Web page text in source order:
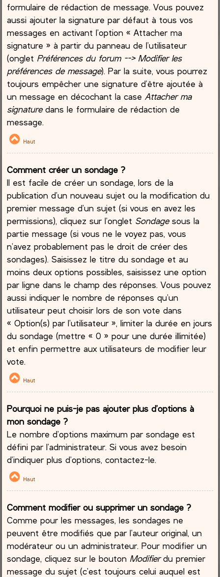
formulaire de rédaction de message. Vous pouvez
aussi ajouter la signature par défaut à tous vos
messages en activant l’option « Attacher ma
signature » à partir du panneau de l’utilisateur
(onglet Préférences du forum --> Modifier les
préférences de message). Par la suite, vous pourrez
toujours empêcher une signature d’être ajoutée à
un message en décochant la caseAttacher ma
signaturedans le formulaire de rédaction de
message.
Haut
Comment créer un sondage ?
Il est facile de créer un sondage, lors de la
publication d’un nouveau sujet ou la modification du
premier message d’un sujet (si vous en avez les
permissions), cliquez sur l’onglet Sondagesous la
partie message (si vous ne le voyez pas, vous
n’avez probablement pas le droit de créer des
sondages). Saisissez le titre du sondage et au
moins deux options possibles, saisissez une option
par ligne dans le champ des réponses. Vous pouvez
aussi indiquer le nombre de réponses qu’un
utilisateur peut choisir lors de son vote dans
« Option(s) par l’utilisateur », limiter la durée en jours
du sondage (mettre « 0 » pour une durée illimitée)
et enfin permettre aux utilisateurs de modifier leur
vote.
Haut
Pourquoi ne puis-je pas ajouter plus d’options à
mon sondage ?
Le nombre d’options maximum par sondage est
défini par l’administrateur. Si vous avez besoin
d’indiquer plus d’options, contactez-le.
Haut
Comment modifier ou supprimer un sondage ?
Comme pour les messages, les sondages ne
peuvent être modifiés que par l’auteur original, un
modérateur ou un administrateur. Pour modifier un
sondage, cliquez sur le bouton Modifierdu premier
message du sujet (c’est toujours celui auquel est